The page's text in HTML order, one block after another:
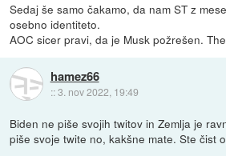
Sedaj še samo čakamo, da nam ST z
osebno identiteto.
AOC sicer pravi, da je Musk požrešen.
hamez66
::3. nov 2022, 19:49
Biden ne piše svojih twitov in Zemlja je
piše svoje twite no, kakšne mate. Ste čist